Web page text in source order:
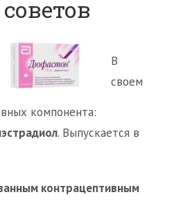
В
своем
компонента:
. Выпускается в
контрацептивным